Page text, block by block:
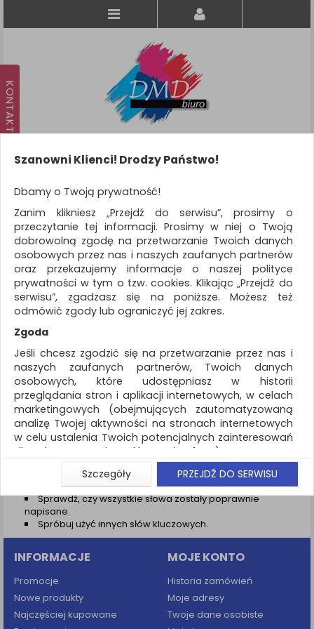
KATEGORIE
WSZYSTKIE KATEGORIE
FILTRY
Więcej
REKLAMA
AKTUALNOŚCI
Wyniki wyszukiwania
NIE ZNALEZIONO PRODUKTÓW
Nie odnaleziono produktów wg przyjętych kryteriów
PODPOWIEDZI
Zmień kryteria wyszukiwania zaznaczając inne filtry i
wyszukaj ponownie
Sprawdź, czy wszystkie słowa zostały poprawnie
napisane.
Spróbuj użyć innych słów kluczowych.
INFORMACJE
Promocje
Nowe produkty
Najczęściej kupowane
MOJE KONTO
Historia zamówień
Moje adresy
Twoje dane osobiste
Szanowni Klienci! Drodzy Państwo!
Dbamy o Twoją prywatność!
Zanim klikniesz „Przejdź do serwisu”, prosimy o
przeczytanie tej informacji. Prosimy w niej o Twoją
dobrowolną zgodę na przetwarzanie Twoich danych
osobowych przez nas i naszych zaufanych partnerów
oraz przekazujemy informacje o naszej polityce
prywatności w tym o tzw. cookies. Klikając „Przejdź do
serwisu”, zgadzasz się na poniższe. Możesz też
odmówić zgody lub ograniczyć jej zakres.
Zgoda
Jeśli chcesz zgodzić się na przetwarzanie przez nas i
naszych zaufanych partnerów, Twoich danych
osobowych, które udostępniasz w historii
przeglądania stron i aplikacji internetowych, w celach
marketingowych (obejmujących zautomatyzowaną
analizę Twojej aktywności na stronach internetowych
w celu ustalenia Twoich potencjalnych zainteresowań
dla dostosowania reklamy i oferty), w tym na
umieszczanie tzw. cookies na Twoich urządzeniach i
ich odczytywanie, kliknij przycisk „Przejdź do serwisu”.
Jeśli nie chcesz wyrazić zgody lub ograniczyć jej
zakres, kliknij „Szczegóły”, gdzie znajdziesz wszelkie
informacje o tym jak to zrobić . Te same informacje
znajdziesz także na podstronie z naszą polityką
prywatności obowiązującą od 25 maja 2018.
W przypadku użytkowników zalogowanych, aby
umożliwić prawidłową realizację Umowy z Państwem i
związane z tym prawidłowe działanie naszej strony
www, a w szczególności np. wysłanie potwierdzenia
Szczegóły PRZEJDŹ DO SERWISU